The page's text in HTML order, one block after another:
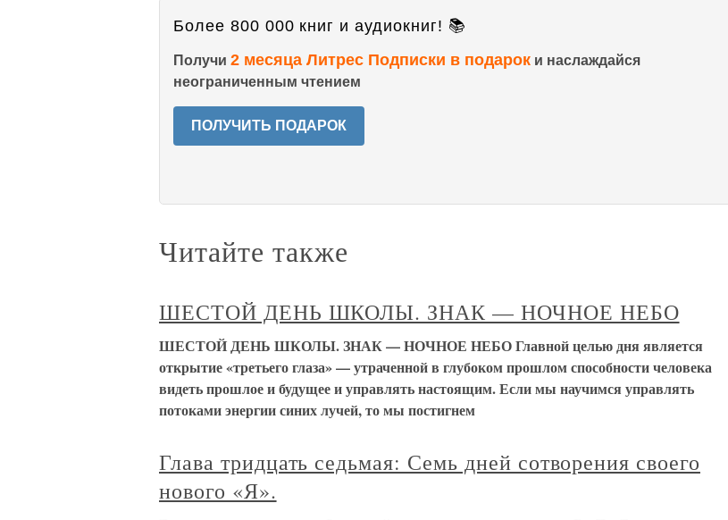
Более 800 000 книг и аудиокниг! 📚
Получи 2 месяца Литрес Подписки в подарок и наслаждайся
неограниченным чтением
ПОЛУЧИТЬ ПОДАРОК
Читайте также
ШЕСТОЙ ДЕНЬ ШКОЛЫ. ЗНАК — НОЧНОЕ НЕБО
ШЕСТОЙ ДЕНЬ ШКОЛЫ. ЗНАК — НОЧНОЕ НЕБО Главной целью дня является
открытие «третьего глаза» — утраченной в глубоком прошлом способности человека
видеть прошлое и будущее и управлять настоящим. Если мы научимся управлять
потоками энергии синих лучей, то мы постигнем
Глава тридцать седьмая: Семь дней сотворения своего
нового «Я».